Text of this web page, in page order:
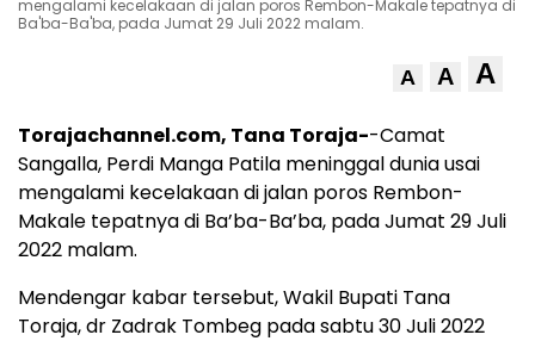
mengalami kecelakaan di jalan poros Rembon-Makale tepatnya di
Ba'ba-Ba'ba, pada Jumat 29 Juli 2022 malam.
A A A
Torajachannel.com, Tana Toraja--Camat
Sangalla, Perdi Manga Patila meninggal dunia usai
mengalami kecelakaan di jalan poros Rembon-
Makale tepatnya di Ba’ba-Ba’ba, pada Jumat 29 Juli
2022 malam.
Mendengar kabar tersebut, Wakil Bupati Tana
Toraja, dr Zadrak Tombeg pada sabtu 30 Juli 2022